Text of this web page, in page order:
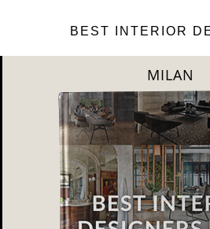
BEST INTERIOR
DUBAI